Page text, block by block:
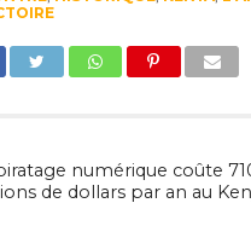
numérique coûte
de dollars par an au